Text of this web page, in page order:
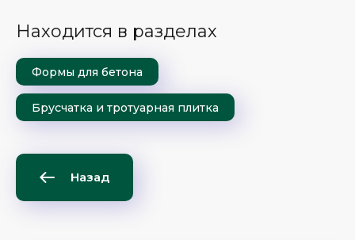
Находится в разделах
Формы для бетона
Брусчатка и тротуарная плитка
Назад